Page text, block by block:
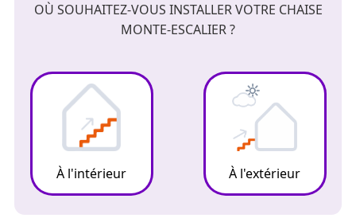
OÙ SOUHAITEZ-VOUS INSTALLER VOTRE CHAISE
MONTE-ESCALIER ?
À l'intérieur À l'extérieur